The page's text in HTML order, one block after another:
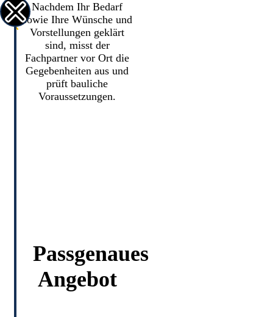
Nachdem Ihr Bedarf
sowie Ihre Wünsche und
Vorstellungen geklärt
sind, misst der
Fachpartner vor Ort die
Gegebenheiten aus und
prüft bauliche
Voraussetzungen.
Passgenaues
Angebot